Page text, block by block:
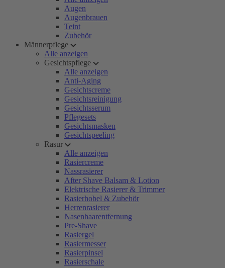
Augen
Augenbrauen
Teint
Zubehör
Männerpflege
Alle anzeigen
Gesichtspflege
Alle anzeigen
Anti-Aging
Gesichtscreme
Gesichtsreinigung
Gesichtsserum
Pflegesets
Gesichtsmasken
Gesichtspeeling
Rasur
Alle anzeigen
Rasiercreme
Nassrasierer
After Shave Balsam & Lotion
Elektrische Rasierer & Trimmer
Rasierhobel & Zubehör
Herrenrasierer
Nasenhaarentfernung
Pre-Shave
Rasiergel
Rasiermesser
Rasierpinsel
Rasierschale